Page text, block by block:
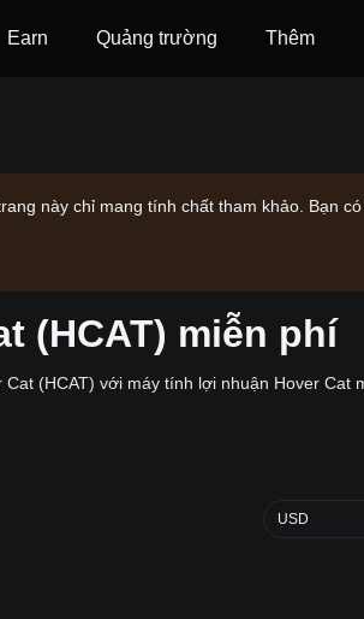
‌Earn Quảng trường Thêm
này chỉ mang tính chất tham khảo. Bạn
(HCAT) miễn phí
(HCAT) với máy tính lợi nhuận Hover Cat
USD